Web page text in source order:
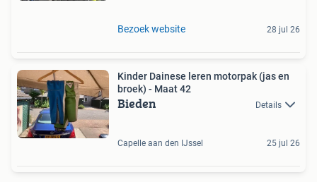
Bezoek website 28 jul 26
Kinder Dainese leren motorpak (jas en
broek) - Maat 42
Bieden Details
Capelle aan den IJssel 25 jul 26